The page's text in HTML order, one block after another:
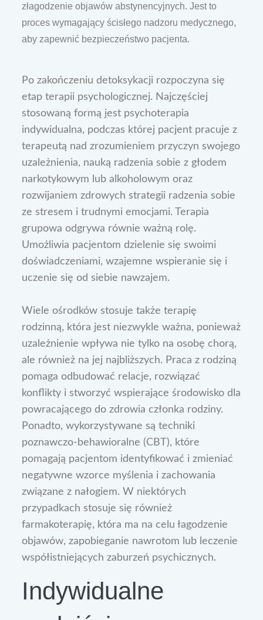
złagodzenie objawów abstynencyjnych. Jest to
proces wymagający ścisłego nadzoru medycznego,
aby zapewnić bezpieczeństwo pacjenta.
Po zakończeniu detoksykacji rozpoczyna się
etap terapii psychologicznej. Najczęściej
stosowaną formą jest psychoterapia
indywidualna, podczas której pacjent pracuje z
terapeutą nad zrozumieniem przyczyn swojego
uzależnienia, nauką radzenia sobie z głodem
narkotykowym lub alkoholowym oraz
rozwijaniem zdrowych strategii radzenia sobie
ze stresem i trudnymi emocjami. Terapia
grupowa odgrywa równie ważną rolę.
Umożliwia pacjentom dzielenie się swoimi
doświadczeniami, wzajemne wspieranie się i
uczenie się od siebie nawzajem.
Wiele ośrodków stosuje także terapię
rodzinną, która jest niezwykle ważna, ponieważ
uzależnienie wpływa nie tylko na osobę chorą,
ale również na jej najbliższych. Praca z rodziną
pomaga odbudować relacje, rozwiązać
konflikty i stworzyć wspierające środowisko dla
powracającego do zdrowia członka rodziny.
Ponadto, wykorzystywane są techniki
poznawczo-behawioralne (CBT), które
pomagają pacjentom identyfikować i zmieniać
negatywne wzorce myślenia i zachowania
związane z nałogiem. W niektórych
przypadkach stosuje się również
farmakoterapię, która ma na celu łagodzenie
objawów, zapobieganie nawrotom lub leczenie
współistniejących zaburzeń psychicznych.
Indywidualne